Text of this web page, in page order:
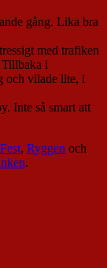
gång. Lika bra
med trafiken
Tillbaka i
och vilade lite, i
Inte så smart att
Fest, Ryggen och
.